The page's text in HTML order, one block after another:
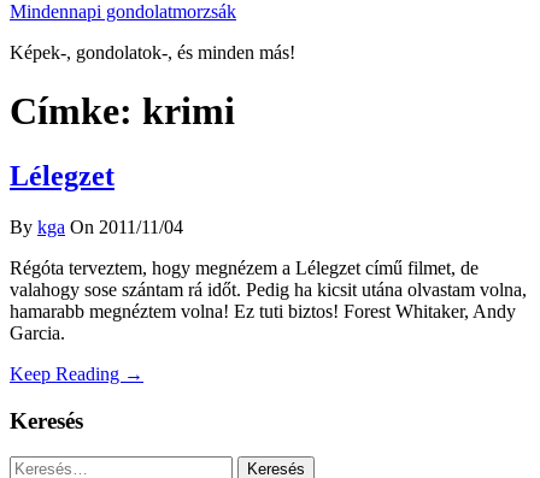
Mindennapi gondolatmorzsák
Képek-, gondolatok-, és minden más!
Címke: krimi
Lélegzet
By kga On 2011/11/04
Régóta terveztem, hogy megnézem a Lélegzet című filmet, de
valahogy sose szántam rá időt. Pedig ha kicsit utána olvastam volna,
hamarabb megnéztem volna! Ez tuti biztos! Forest Whitaker, Andy
Garcia.
Keep Reading →
Keresés
Keresés: